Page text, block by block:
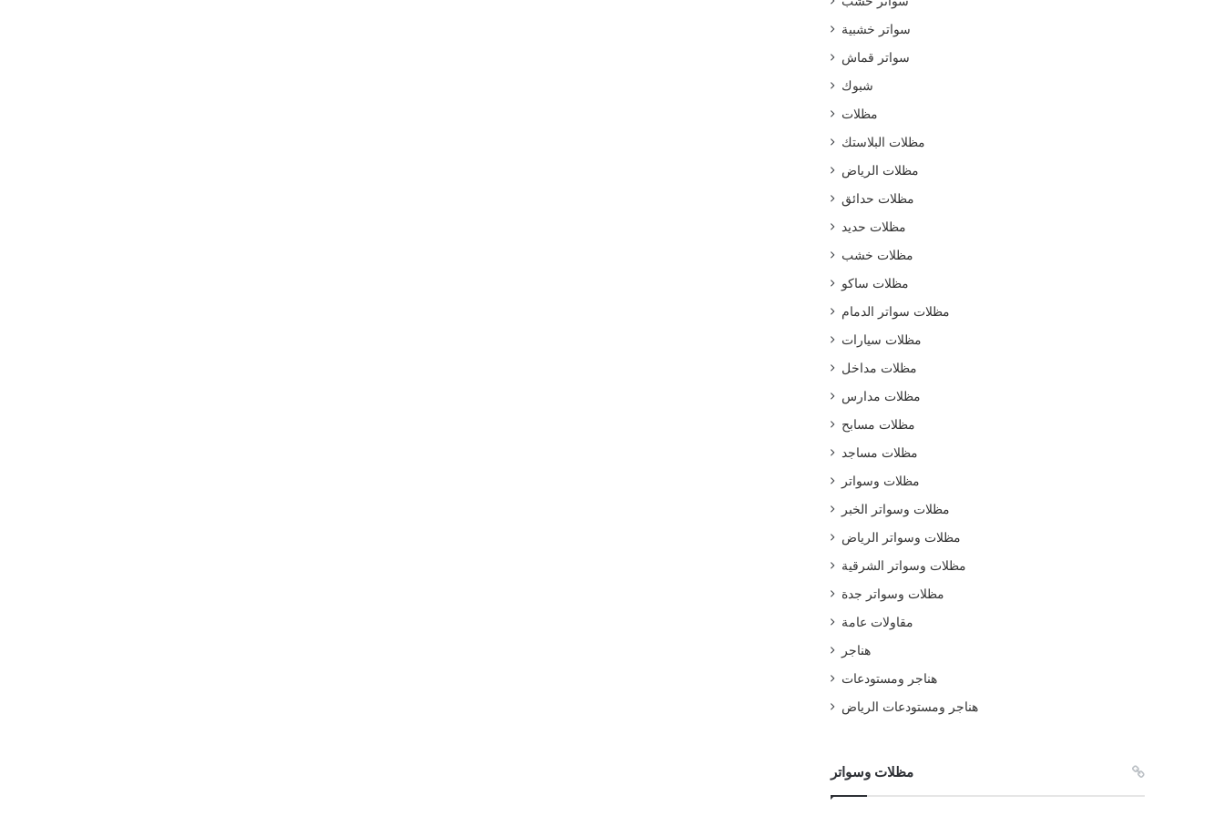
سواتر خشبية
سواتر قماش
شبوك
مظلات
مظلات البلاستك
مظلات الرياض
مظلات حدائق
مظلات حديد
مظلات خشب
مظلات ساكو
مظلات سواتر الدمام
مظلات سيارات
مظلات مداخل
مظلات مدارس
مظلات مسابح
مظلات مساجد
مظلات وسواتر
مظلات وسواتر الخبر
مظلات وسواتر الرياض
مظلات وسواتر الشرقية
مظلات وسواتر جدة
مقاولات عامة
هناجر
هناجر ومستودعات
هناجر ومستودعات الرياض
مظلات وسواتر